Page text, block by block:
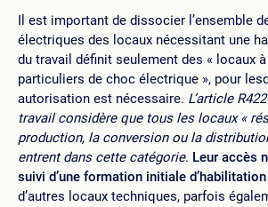
Il est important de dissocier l’ensemble
électriques des locaux nécessitant une
du travail définit seulement des « locaux
particuliers de choc électrique », pour
autorisation est nécessaire. L’article
travail considère que tous les locaux «
production, la conversion ou la
entrent dans cette catégorie. Leur accès
suivi d’une formation initiale
d’autres locaux techniques, parfois